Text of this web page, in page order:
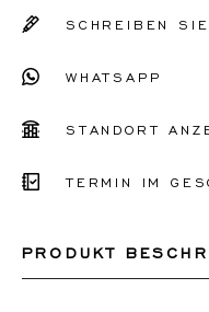
54
55
SCHREIBEN
WHATSAPP
STANDORT
TERMIN IM
PRODUKT